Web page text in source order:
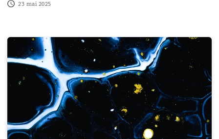
23 mai 2025
Risky Business | Series 2, Episode 4 | Generative AI in